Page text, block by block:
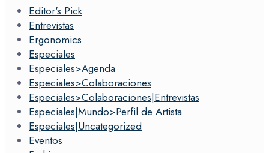
Editor's Pick
Entrevistas
Ergonomics
Especiales
Especiales>Agenda
Especiales>Colaboraciones
Especiales>Colaboraciones|Entrevistas
Especiales|Mundo>Perfil de Artista
Especiales|Uncategorized
Eventos